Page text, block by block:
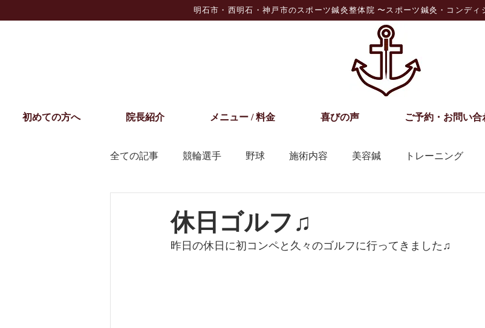
明石市・西明石・神戸市のスポーツ鍼灸整体院 〜スポーツ鍼灸・コンディ
初めての方へ 院長紹介 メニュー / 料金 喜びの声 ご予約・お問い合
全ての記事 競輪選手 野球 施術内容 美容鍼 トレーニング
休日ゴルフ♫
昨日の休日に初コンペと久々のゴルフに行ってきました♫